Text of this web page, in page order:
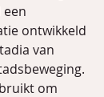
ontwikkeld
van
om